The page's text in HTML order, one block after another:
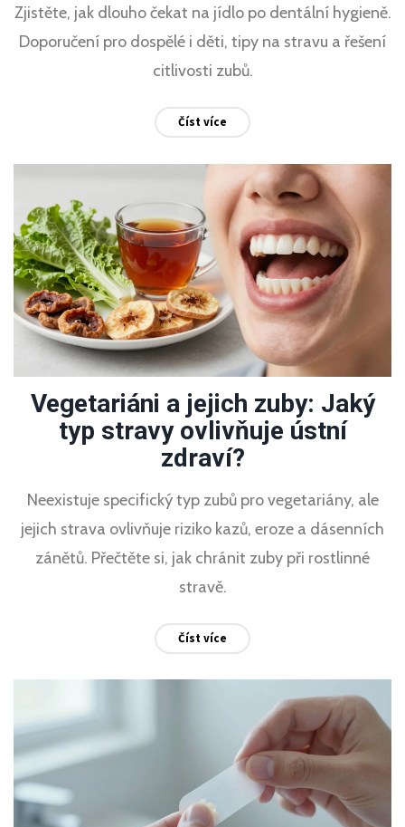
Zjistěte, jak dlouho čekat na jídlo po dentální hygieně.
Doporučení pro dospělé i děti, tipy na stravu a řešení
citlivosti zubů.
Číst více
Vegetariáni a jejich zuby: Jaký
typ stravy ovlivňuje ústní
zdraví?
Neexistuje specifický typ zubů pro vegetariány, ale
jejich strava ovlivňuje riziko kazů, eroze a dásenních
zánětů. Přečtěte si, jak chránit zuby při rostlinné
stravě.
Číst více